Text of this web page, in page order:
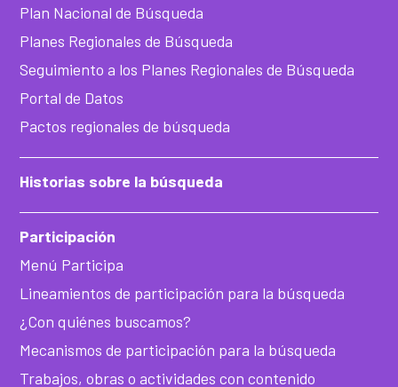
Plan Nacional de Búsqueda
Planes Regionales de Búsqueda
Seguimiento a los Planes Regionales de Búsqueda
Portal de Datos
Pactos regionales de búsqueda
Historias sobre la búsqueda
Participación
Menú Participa
Lineamientos de participación para la búsqueda
¿Con quiénes buscamos?
Mecanismos de participación para la búsqueda
Trabajos, obras o actividades con contenido